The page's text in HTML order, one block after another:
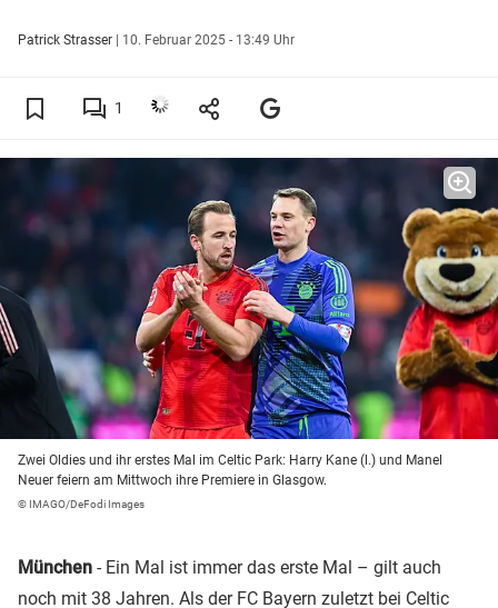
Patrick Strasser | 10. Februar 2025 - 13:49 Uhr
1
Zwei Oldies und ihr erstes Mal im Celtic Park: Harry Kane (l.) und Manel
Neuer feiern am Mittwoch ihre Premiere in Glasgow.
© IMAGO/DeFodi Images
München - Ein Mal ist immer das erste Mal – gilt auch
noch mit 38 Jahren. Als der FC Bayern zuletzt bei Celtic